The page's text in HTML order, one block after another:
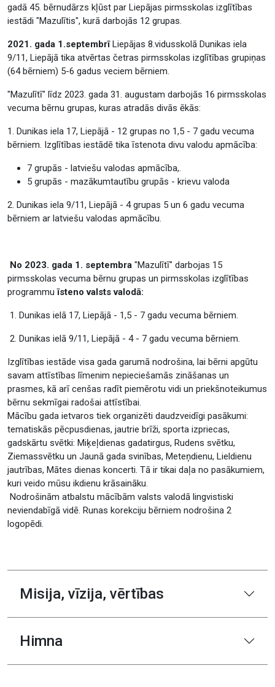
gadā 45. bērnudārzs kļūst par Liepājas pirmsskolas izglītības
iestādi "Mazulītis", kurā darbojās 12 grupas.
2021. gada 1.septembrīLiepājas 8.vidusskolā Dunikas iela
9/11, Liepājā tika atvērtas četras pirmsskolas izglītības grupiņas
(64 bērniem) 5-6 gadus veciem bērniem.
"Mazulītī" līdz 2023. gada 31. augustam darbojās 16 pirmsskolas
vecuma bērnu grupas, kuras atradās divās ēkās:
1. Dunikas iela 17, Liepājā - 12 grupas no 1,5 - 7 gadu vecuma
bērniem. Izglītības iestādē tika īstenota divu valodu apmācība:
7 grupās - latviešu valodas apmācība,.
5 grupās - mazākumtautību grupās - krievu valoda
2. Dunikas iela 9/11, Liepājā - 4 grupas 5 un 6 gadu vecuma
bērniem ar latviešu valodas apmācību.
No 2023. gada 1. septembra "Mazulītī" darbojas 15
pirmsskolas vecuma bērnu grupas un pirmsskolas izglītības
programmu īsteno valsts valodā:
1. Dunikas ielā 17, Liepājā - 1,5 - 7 gadu vecuma bērniem.
2. Dunikas ielā 9/11, Liepājā - 4 - 7 gadu vecuma bērniem.
Izglītības iestāde visa gada garumā nodrošina, lai bērni apgūtu
savam attīstības līmenim nepieciešamās zināšanas un
prasmes, kā arī cenšas radīt piemērotu vidi un priekšnoteikumus
bērnu sekmīgai radošai attīstībai.
Mācību gada ietvaros tiek organizēti daudzveidīgi pasākumi:
tematiskās pēcpusdienas, jautrie brīži, sporta izpriecas,
gadskārtu svētki: Miķeļdienas gadatirgus, Rudens svētku,
Ziemassvētku un Jaunā gada svinības, Meteņdienu, Lieldienu
jautrības, Mātes dienas koncerti. Tā ir tikai daļa no pasākumiem,
kuri veido mūsu ikdienu krāsaināku.
Nodrošinām atbalstu mācībām valsts valodā lingvistiski
neviendabīgā vidē. Runas korekciju bērniem nodrošina 2
logopēdi.
Misija, vīzija, vērtības
Himna